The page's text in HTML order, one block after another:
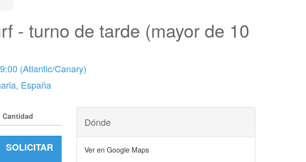
- turno de tarde (mayor de 10
(Atlantic/Canary)
, España
Cantidad
SOLICITAR
Dónde
Ver en Google Maps